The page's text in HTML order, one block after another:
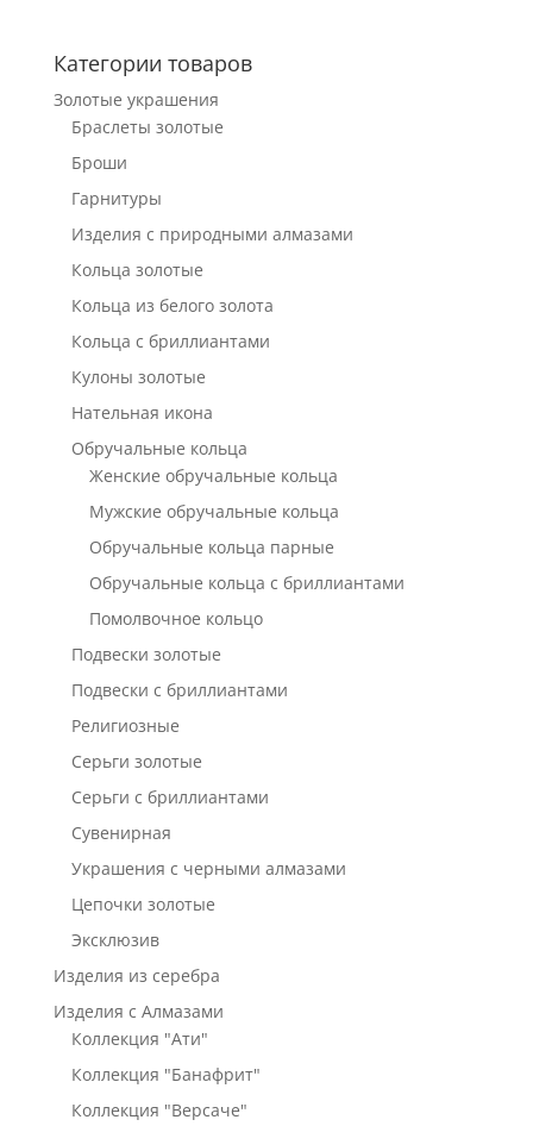
Категории товаров
Золотые украшения
Браслеты золотые
Броши
Гарнитуры
Изделия с природными алмазами
Кольца золотые
Кольца из белого золота
Кольца с бриллиантами
Кулоны золотые
Нательная икона
Обручальные кольца
Женские обручальные кольца
Мужские обручальные кольца
Обручальные кольца парные
Обручальные кольца с бриллиантами
Помолвочное кольцо
Подвески золотые
Подвески с бриллиантами
Религиозные
Серьги золотые
Серьги с бриллиантами
Сувенирная
Украшения с черными алмазами
Цепочки золотые
Эксклюзив
Изделия из серебра
Изделия с Алмазами
Коллекция "Ати"
Коллекция "Банафрит"
Коллекция "Версаче"